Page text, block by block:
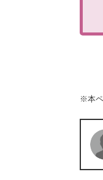
※本